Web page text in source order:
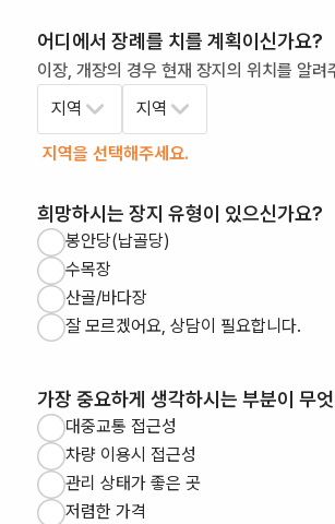
어디에서 장례를 치를 계획이신가요?
이장, 개장의 경우 현재 장지의 위치를 알려
지역
지역
지역을 선택해주세요.
희망하시는 장지 유형이 있으신가요?
봉안당(납골당)
수목장
산골/바다장
잘 모르겠어요, 상담이 필요합니다.
가장 중요하게 생각하시는 부분이 무
대중교통 접근성
차량 이용시 접근성
관리 상태가 좋은 곳
저렴한 가격